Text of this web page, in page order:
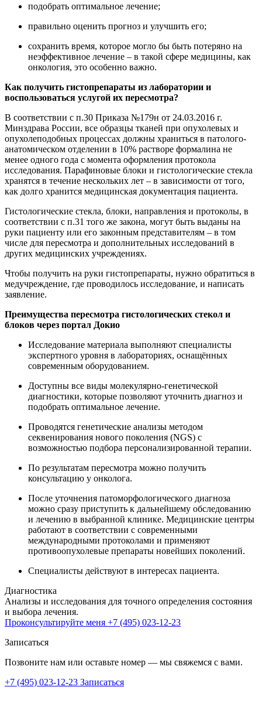
подобрать оптимальное лечение;
правильно оценить прогноз и улучшить его;
сохранить время, которое могло бы быть потеряно на
неэффективное лечение – в такой сфере медицины, как
онкология, это особенно важно.
Как получить гистопрепараты из лаборатории и
воспользоваться услугой их пересмотра?
В соответствии с п.30 Приказа №179н от 24.03.2016 г.
Минздрава России, все образцы тканей при опухолевых и
опухолеподобных процессах должны храниться в патолого-
анатомическом отделении в 10% растворе формалина не
менее одного года с момента оформления протокола
исследования. Парафиновые блоки и гистологические стекла
хранятся в течение нескольких лет – в зависимости от того,
как долго хранится медицинская документация пациента.
Гистологические стекла, блоки, направления и протоколы, в
соответствии с п.31 того же закона, могут быть выданы на
руки пациенту или его законным представителям – в том
числе для пересмотра и дополнительных исследований в
других медицинских учреждениях.
Чтобы получить на руки гистопрепараты, нужно обратиться в
медучреждение, где проводилось исследование, и написать
заявление.
Преимущества пересмотра гистологических стекол и
блоков через портал Докио
Исследование материала выполняют специалисты
экспертного уровня в лабораториях, оснащённых
современным оборудованием.
Доступны все виды молекулярно-генетической
диагностики, которые позволяют уточнить диагноз и
подобрать оптимальное лечение.
Проводятся генетические анализы методом
секвенирования нового поколения (NGS) с
возможностью подбора персонализированной терапии.
По результатам пересмотра можно получить
консультацию у онколога.
После уточнения патоморфологического диагноза
можно сразу приступить к дальнейшему обследованию
и лечению в выбранной клинике. Медицинские центры
работают в соответствии с современными
международными протоколами и применяют
противоопухолевые препараты новейших поколений.
Специалисты действуют в интересах пациента.
Диагностика
Анализы и исследования для точного определения состояния
и выбора лечения.
Проконсультируйте меня +7 (495) 023-12-23
Записаться
Позвоните нам или оставьте номер — мы свяжемся с вами.
+7 (495) 023-12-23 Записаться